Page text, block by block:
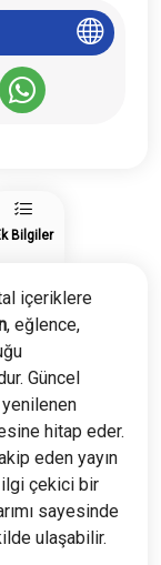
Bilgiler
içeriklere
, eğlence,
Güncel
hitap eder.
eden yayın
ilgi çekici bir
sayesinde
ulaşabilir.